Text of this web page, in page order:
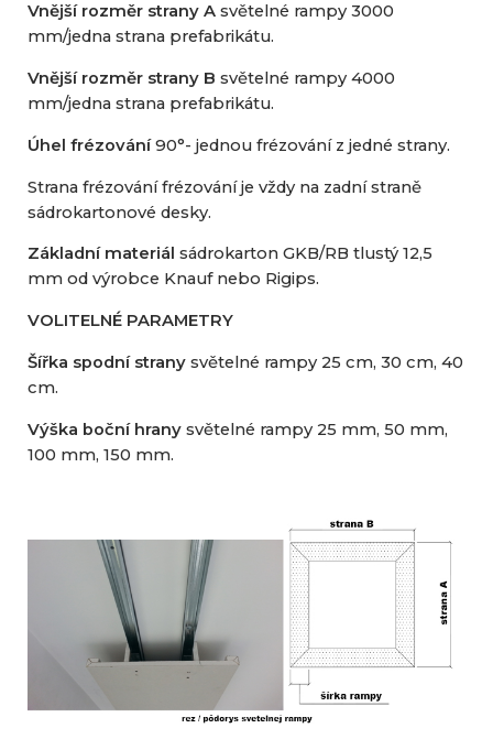
Vnější rozměr strany A světelné rampy 3000
mm/jedna strana prefabrikátu.
Vnější rozměr strany B světelné rampy 4000
mm/jedna strana prefabrikátu.
Úhel frézování90°- jednou frézování z jedné strany.
Strana frézování frézování je vždy na zadní straně
sádrokartonové desky.
Základní materiál sádrokarton GKB/RB tlustý 12,5
mm od výrobce Knauf nebo Rigips.
VOLITELNÉ PARAMETRY
Šířka spodní strany světelné rampy 25 cm, 30 cm, 40
cm.
Výška boční hrany světelné rampy 25 mm, 50 mm,
100 mm, 150 mm.